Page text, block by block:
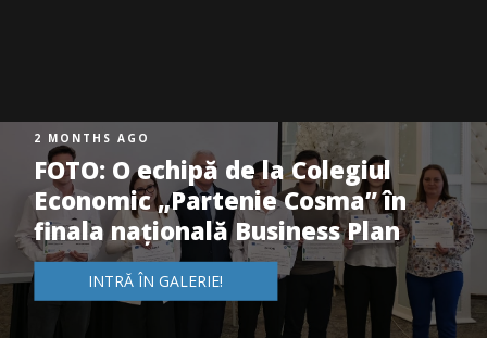
2 MONTHS AGO
FOTO: O echipă de la Colegiul
Economic „Partenie Cosma” în
finala națională Business Plan
INTRĂ ÎN GALERIE!